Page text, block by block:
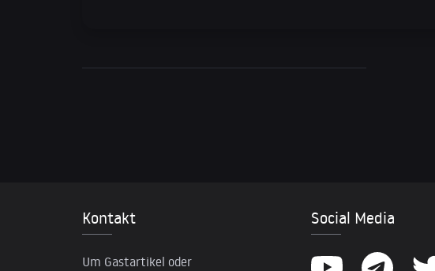
Kontakt
Um Gastartikel oder
Social Media